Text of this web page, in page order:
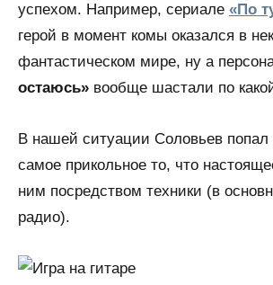
успехом. Например, сериале «По
герой в момент комы оказался в
фантастическом мире, ну а
остаюсь» вообще шастали по
В нашей ситуации Соловьев
самое прикольное то, что
ним посредством техники (в
радио).